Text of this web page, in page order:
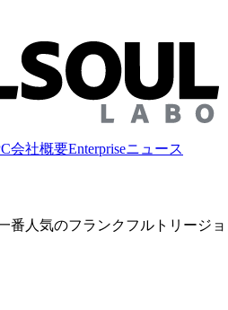
会社概要Enterpriseニュース
一番人気のフランクフルトリージ